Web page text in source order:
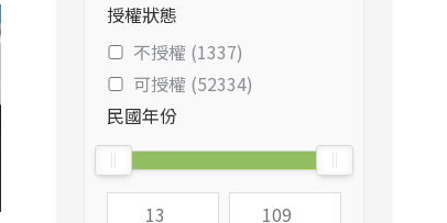
授權狀態
不授權 (1337)
可授權 (52334)
民國年份